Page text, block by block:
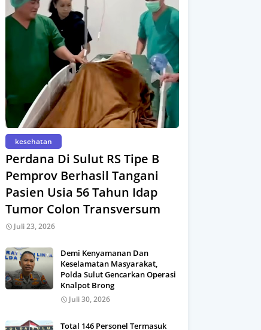
kesehatan
Perdana Di Sulut RS Tipe B
Pemprov Berhasil Tangani
Pasien Usia 56 Tahun Idap
Tumor Colon Transversum
Juli 23, 2026
Demi Kenyamanan Dan
Keselamatan Masyarakat,
Polda Sulut Gencarkan Operasi
Knalpot Brong
Juli 30, 2026
Total 146 Personel Termasuk